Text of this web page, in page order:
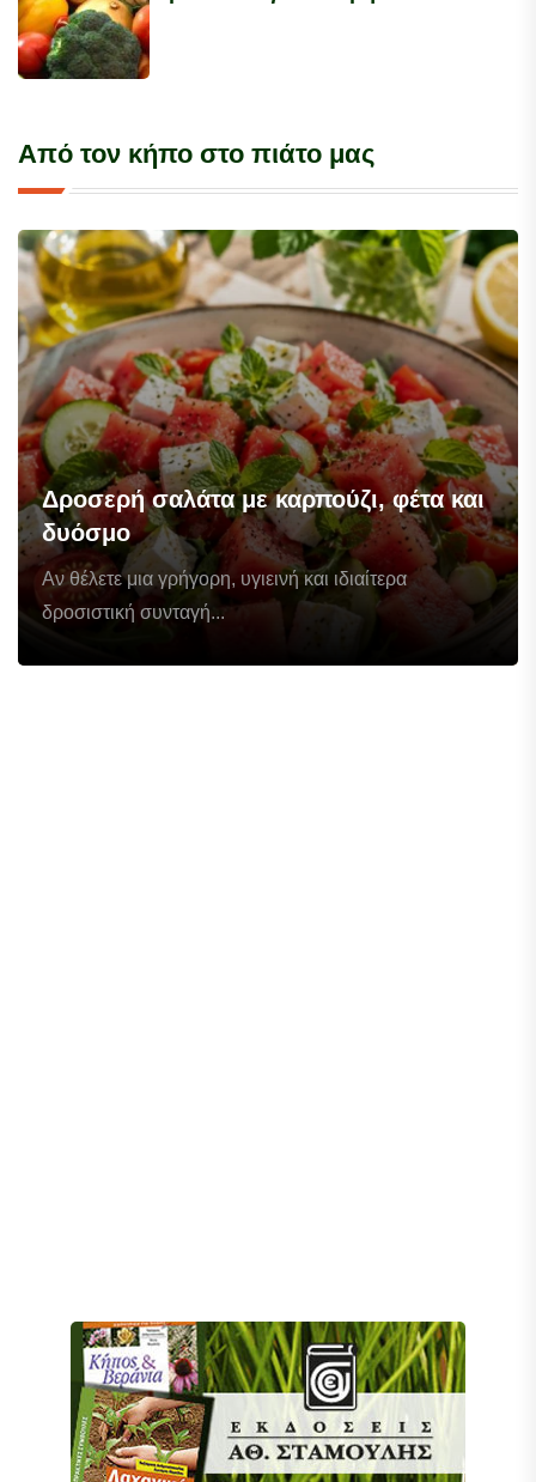
Από τον κήπο στο πιάτο μας
Δροσερή σαλάτα με καρπούζι, φέτα και
δυόσμο
Αν θέλετε μια γρήγορη, υγιεινή και ιδιαίτερα
δροσιστική συνταγή...